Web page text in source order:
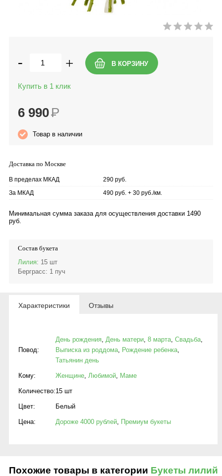
- +
Купить в 1 клик
6 990Р
Товар в наличии
Доставка по Москве
В пределах МКАД
290 руб.
За МКАД
490 руб. + 30 руб./км.
Минимальная сумма заказа для осуществления доставки 1490
руб.
Состав букета
Лилия: 15 шт
Берграсс: 1 пуч
Характеристики Отзывы
Повод:
День рождения День матери 8 марта Свадьба
Выписка из роддома
Рождение ребенка
Татьянин день
Кому: Женщине Любимой Маме
Количество:15 шт
Цвет: Белый
Цена: Дороже 4000 рублей Премиум букеты
Похожие товары в категории Букеты лилий